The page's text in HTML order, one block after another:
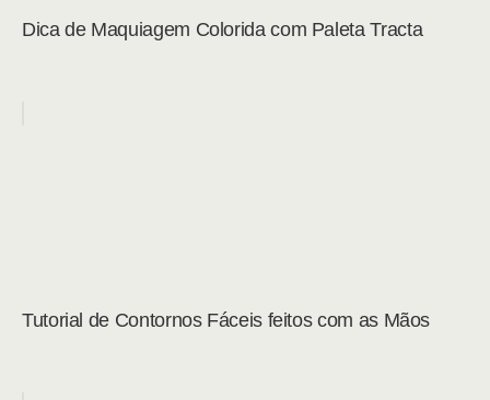
Dica de Maquiagem Colorida com Paleta Tracta
Tutorial de Contornos Fáceis feitos com as Mãos